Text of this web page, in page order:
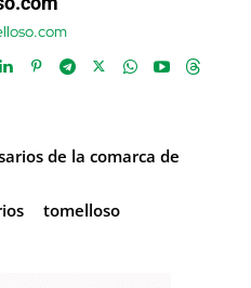
de la comarca de
tomelloso